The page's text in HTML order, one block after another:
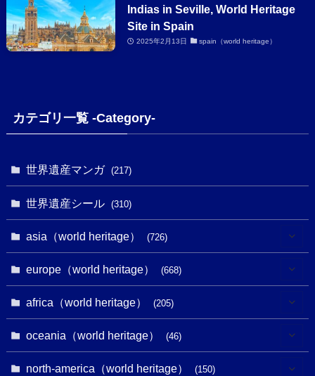
Indias in Seville, World Heritage
Site in Spain
2025年2月13日 spain（world heritage）
カテゴリ一覧 -Category-
世界遺産マンガ (217)
世界遺産シール (310)
asia（world heritage） (726)
(6)
(3)
europe（world heritage） (668)
(4)
(3)
africa（world heritage） (205)
(8)
(1)
oceania（world heritage） (46)
north-america（world heritage） (150)